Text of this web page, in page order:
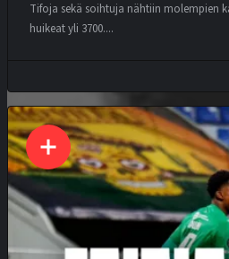
Tifoja sekä soihtuja nähtiin molempien
huikeat yli 3700....